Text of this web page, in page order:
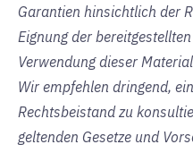
Garantien hinsichtlich der
Eignung der
Verwendung dieser
Wir empfehlen dringend,
Rechtsbeistand zu
geltenden Gesetze und